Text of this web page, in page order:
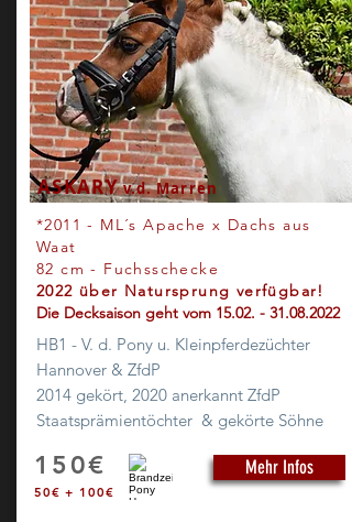
ASKARYv.d. Marren
*2011 - ML´s Apache x Dachs aus
Waat
82 cm - Fuchsschecke
2022 über Natursprung verfügbar!
Die Decksaison geht vom 15.02. - 31.08.2022
HB1 - V. d. Pony u. Kleinpferdezüchter
Hannover & ZfdP
2014 gekört, 2020 anerkannt ZfdP
Staatsprämientöchter & gekörte Söhne
150€
50€ + 100€
Mehr Infos